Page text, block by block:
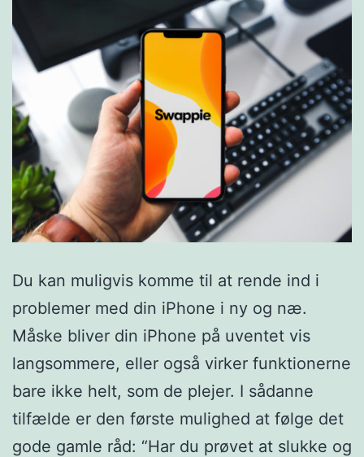
Du kan muligvis komme til at rende ind i
problemer med din iPhone i ny og næ.
Måske bliver din iPhone på uventet vis
langsommere, eller også virker funktionerne
bare ikke helt, som de plejer. I sådanne
tilfælde er den første mulighed at følge det
gode gamle råd: “Har du prøvet at slukke og